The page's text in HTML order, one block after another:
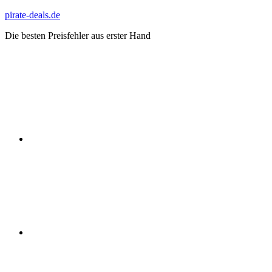
Zum
springen
pirate-deals.de
Die besten Preisfehler aus erster Hand